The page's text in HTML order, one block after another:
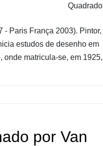
Quadrado
Paris França 2003). Pintor,
estudos de desenho em
onde matricula-se, em 1925,
por Van